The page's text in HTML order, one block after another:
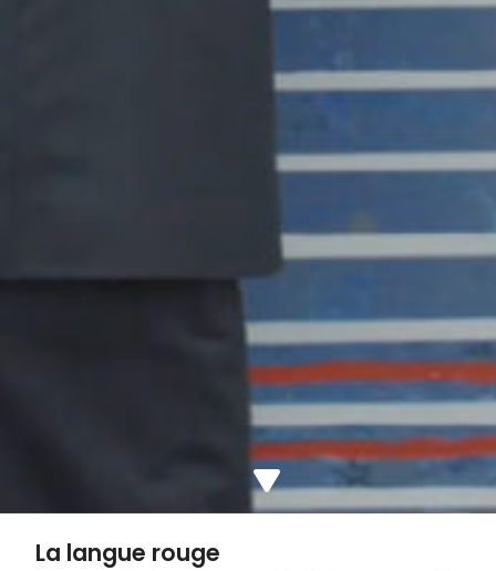
La langue rouge